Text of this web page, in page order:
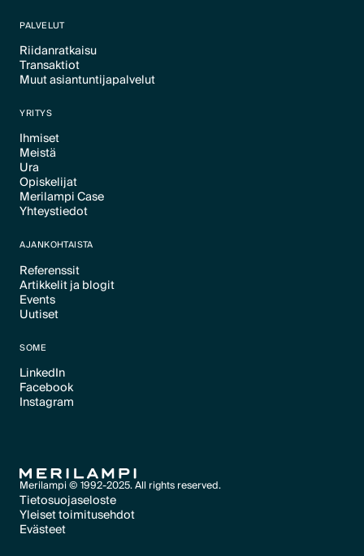
PALVELUT
Riidanratkaisu
Text Link
Transaktiot
Text Link
Muut asiantuntijapalvelut
YRITYS
Ihmiset
Text Link
Meistä
Text Link
Ura
Text Link
Opiskelijat
Text Link
Merilampi Case
Text Link
Yhteystiedot
AJANKOHTAISTA
Referenssit
Text Link
Artikkelit ja blogit
Text Link
Events
Text Link
Uutiset
SOME
LinkedIn
Text Link
Facebook
Text Link
Instagram
Merilampi © 1992-2025. All rights reserved.
Tietosuojaseloste
Text Link
Yleiset toimitusehdot
Text Link
Evästeet